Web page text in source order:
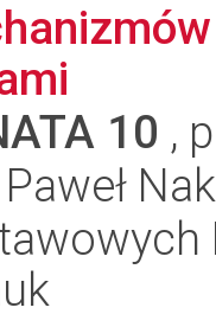
10 ,